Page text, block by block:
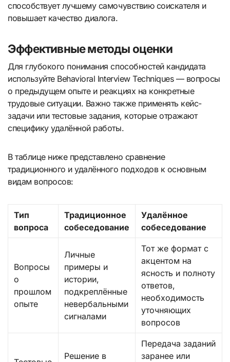
способствует лучшему самочувствию соискателя и
повышает качество диалога.
Эффективные методы оценки
Для глубокого понимания способностей кандидата
используйте Behavioral Interview Techniques — вопросы
о предыдущем опыте и реакциях на конкретные
трудовые ситуации. Важно также применять кейс-
задачи или тестовые задания, которые отражают
специфику удалённой работы.
В таблице ниже представлено сравнение
традиционного и удалённого подходов к основным
видам вопросов:
Тип
вопроса
Традиционное
собеседование
Удалённое
собеседование
Вопросы
о
прошлом
опыте
Личные
примеры и
истории,
подкреплённые
невербальными
сигналами
Тот же формат с
акцентом на
ясность и полноту
ответов,
необходимость
уточняющих
вопросов
Решение в
Передача заданий
заранее или